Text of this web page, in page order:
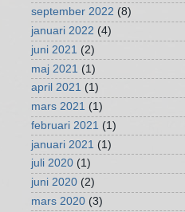
september 2022 (8)
januari 2022 (4)
juni 2021 (2)
maj 2021 (1)
april 2021 (1)
mars 2021 (1)
februari 2021 (1)
januari 2021 (1)
juli 2020 (1)
juni 2020 (2)
mars 2020 (3)